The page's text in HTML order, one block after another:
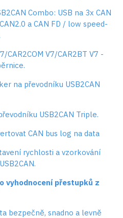
Combo: USB na 3x CAN
a CAN FD / low speed-
CAR2COM V7/CAR2BT V7 -
na převodníku USB2CAN
USB2CAN Triple.
CAN bus log na data
rychlosti a vzorkování
vyhodnocení přestupků z
bezpečně, snadno a levně